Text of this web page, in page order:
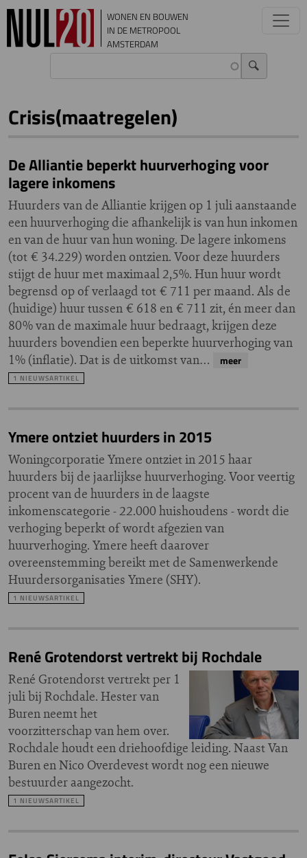
Overslaan en naar de inhoud gaan
WONEN EN BOUWEN
IN DE METROPOOL
AMSTERDAM
Crisis(maatregelen)
De Alliantie beperkt huurverhoging voor
lagere inkomens
Huurders van de Alliantie krijgen op 1 juli aanstaande
een huurverhoging die afhankelijk is van hun inkomen
en van de huur van hun woning. De lagere inkomens
(tot € 34.229) worden ontzien. Voor deze huurders
stijgt de huur met maximaal 2,5%. Hun huur wordt
begrensd op of verlaagd tot € 711 per maand. Als de
(huidige) huur tussen € 618 en € 711 zit, én meer dan
80% van de maximale huur bedraagt, krijgen deze
huurders bovendien een beperkte huurverhoging van
1% (inflatie). Dat is de uitkomst van…
meer
1 NIEUWSARTIKEL
Ymere ontziet huurders in 2015
Woningcorporatie Ymere ontziet in 2015 haar
huurders bij de jaarlijkse huurverhoging. Voor veertig
procent van de huurders in de laagste
inkomenscategorie - 22.000 huishoudens - wordt die
verhoging beperkt of wordt afgezien van
huurverhoging. Ymere heeft daarover
overeenstemming bereikt met de Samenwerkende
Huurdersorganisaties Ymere (SHY).
1 NIEUWSARTIKEL
René Grotendorst vertrekt bij Rochdale
René Grotendorst vertrekt per 1
juli bij Rochdale. Hester van
Buren neemt het
voorzitterschap van hem over.
Rochdale houdt een driehoofdige leiding. Naast Van
Buren en Nico Overdevest wordt nog een nieuwe
bestuurder aangezocht.
1 NIEUWSARTIKEL